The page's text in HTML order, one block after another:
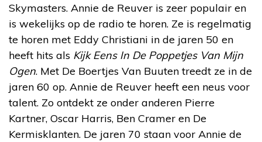
Skymasters. Annie de Reuver is zeer populair en
is wekelijks op de radio te horen. Ze is regelmatig
te horen met Eddy Christiani in de jaren 50 en
heeft hits als Kijk Eens In De Poppetjes Van Mijn
Ogen. Met De Boertjes Van Buuten treedt ze in de
jaren 60 op. Annie de Reuver heeft een neus voor
talent. Zo ontdekt ze onder anderen Pierre
Kartner, Oscar Harris, Ben Cramer en De
Kermisklanten. De jaren 70 staan voor Annie de